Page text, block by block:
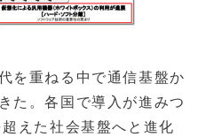
を重ねる中で通信基盤か
た。各国で導入が進みつ
えた社会基盤へと進化